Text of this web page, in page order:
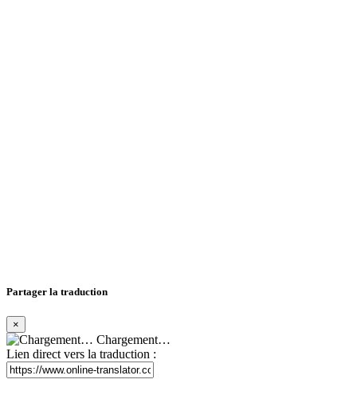
Partager la traduction
×
Chargement…
Lien direct vers la traduction :